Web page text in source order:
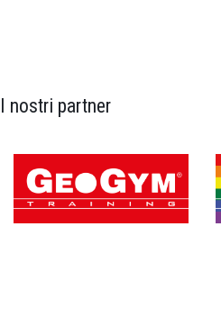
I nostri partner